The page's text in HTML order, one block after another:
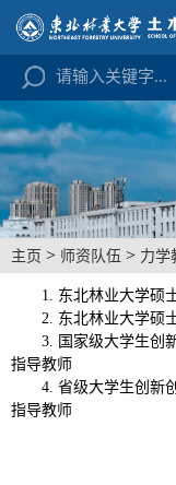
主页 > 师资队伍 > 力学
1. 东北林业大学硕
2. 东北林业大学硕
3. 国家级大学生创
指导教师
4. 省级大学生创新
指导教师